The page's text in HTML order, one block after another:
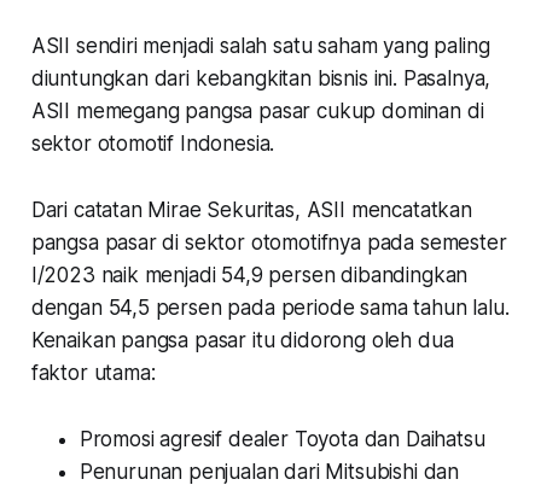
ASII sendiri menjadi salah satu saham yang paling
diuntungkan dari kebangkitan bisnis ini. Pasalnya,
ASII memegang pangsa pasar cukup dominan di
sektor otomotif Indonesia.
Dari catatan Mirae Sekuritas, ASII mencatatkan
pangsa pasar di sektor otomotifnya pada semester
I/2023 naik menjadi 54,9 persen dibandingkan
dengan 54,5 persen pada periode sama tahun lalu.
Kenaikan pangsa pasar itu didorong oleh dua
faktor utama:
Promosi agresif dealer Toyota dan Daihatsu
Penurunan penjualan dari Mitsubishi dan